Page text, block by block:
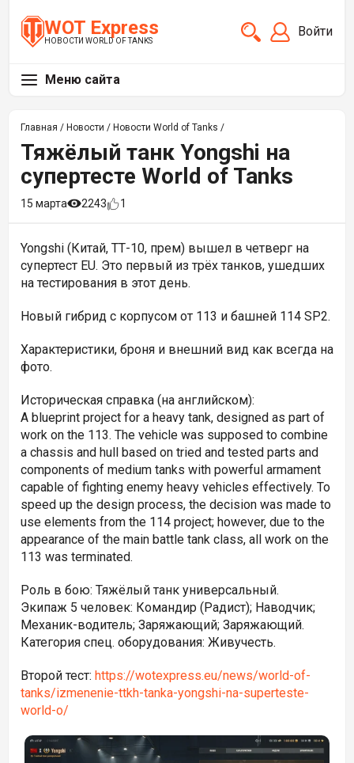
WOT Express
НОВОСТИ WORLD OF TANKS
Войти
Меню сайта
Главная / Новости / Новости World of Tanks /
Тяжёлый танк Yongshi на
супертесте World of Tanks
15 марта 2243 1
Yongshi (Китай, ТТ-10, прем) вышел в четверг на
супертест EU. Это первый из трёх танков, ушедших
на тестирования в этот день.
Новый гибрид с корпусом от 113 и башней 114 SP2.
Характеристики, броня и внешний вид как всегда на
фото.
Историческая справка (на английском):
A blueprint project for a heavy tank, designed as part of
work on the 113. The vehicle was supposed to combine
a chassis and hull based on tried and tested parts and
components of medium tanks with powerful armament
capable of fighting enemy heavy vehicles effectively. To
speed up the design process, the decision was made to
use elements from the 114 project; however, due to the
appearance of the main battle tank class, all work on the
113 was terminated.
Роль в бою: Тяжёлый танк универсальный.
Экипаж 5 человек: Командир (Радист); Наводчик;
Механик-водитель; Заряжающий; Заряжающий.
Категория спец. оборудования: Живучесть.
Второй тест: https://wotexpress.eu/news/world-of-
tanks/izmenenie-ttkh-tanka-yongshi-na-superteste-
world-o/